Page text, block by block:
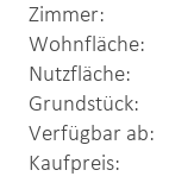
Zimmer:
Wohnfläche:
Nutzfläche:
Grundstück:
Verfügbar ab:
Kaufpreis: